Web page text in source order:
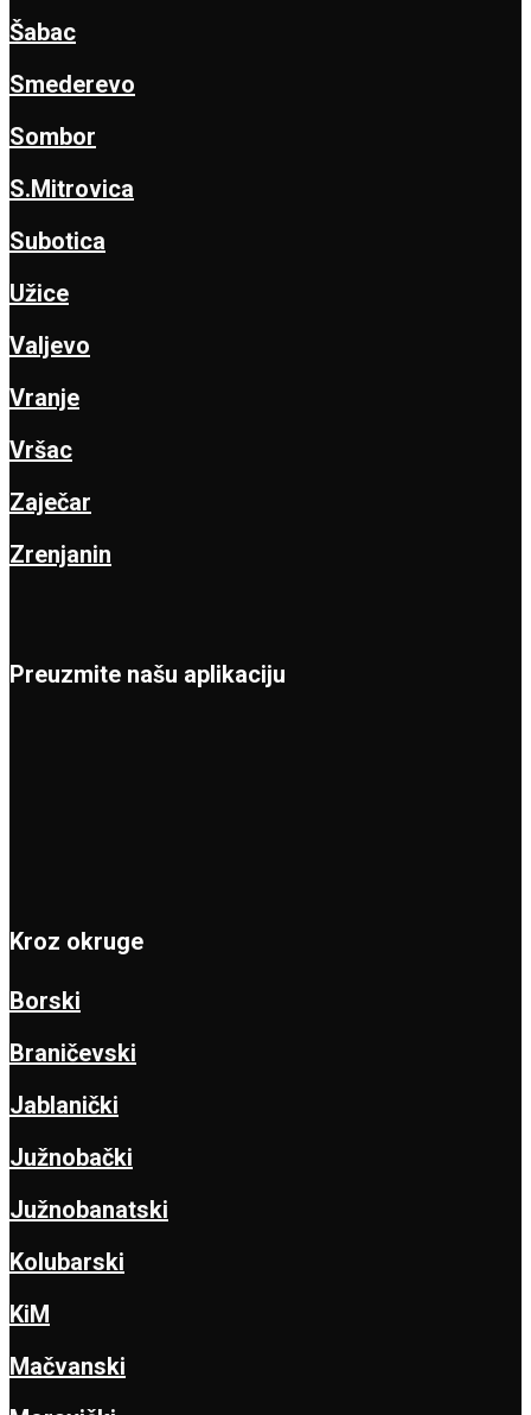
Šabac
Smederevo
Sombor
S.Mitrovica
Subotica
Užice
Valjevo
Vranje
Vršac
Zaječar
Zrenjanin
Preuzmite našu aplikaciju
Kroz okruge
Borski
Braničevski
Jablanički
Južnobački
Južnobanatski
Kolubarski
KiM
Mačvanski